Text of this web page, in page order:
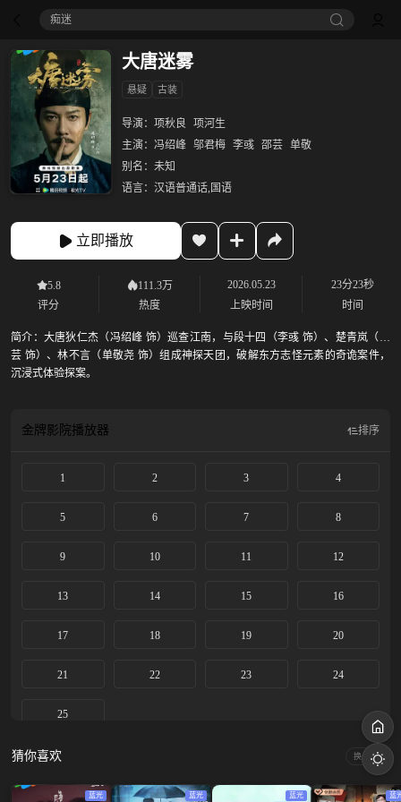
痴迷
大唐迷雾
悬疑 古装
导演： 项秋良
项河生
主演： 冯绍峰 邬君梅 李彧 邵芸 单敬
别名： 未知
语言： 汉语普通话,国语
立即播放
5.8
评分
111.3万
热度
2026.05.23
上映时间
23分23秒
时间
简介： 大唐狄仁杰（冯绍峰 饰）巡查江南，与段十四（李彧 饰）、楚青岚（邵
芸 饰）、林不言（单敬尧 饰）组成神探天团，破解东方志怪元素的奇诡案件，
沉浸式体验探案。
金牌影院播放器 排序
1 2 3 4
5 6 7 8
9 10 11 12
13 14 15 16
17 18 19 20
21 22 23 24
25
猜你喜欢 换一换
蓝光 蓝光 蓝光 蓝